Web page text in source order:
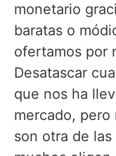
monetario
baratas o
ofertamos por
Desatascar
que nos ha
mercado, pero
son otra de